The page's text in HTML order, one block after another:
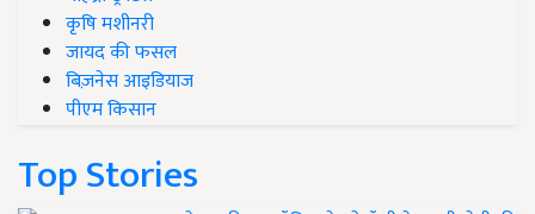
कृषि मशीनरी
जायद की फसल
बिज़नेस आइडियाज
पीएम किसान
Top Stories